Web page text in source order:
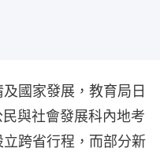
國家發展，教育局日
與社會發展科內地考
跨省行程，而部分新